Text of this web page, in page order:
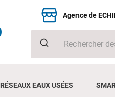
Agence de
RÉSEAUX EAUX USÉES